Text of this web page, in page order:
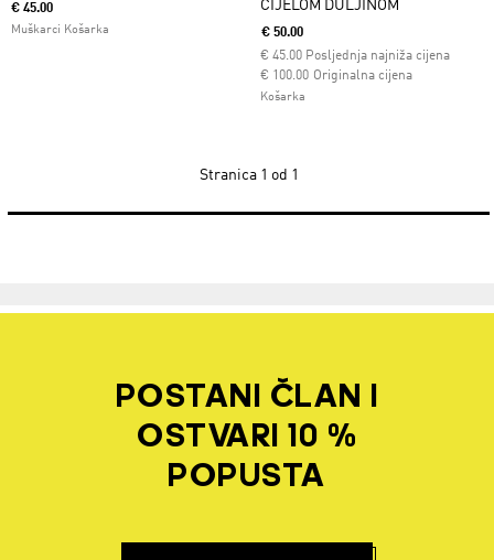
€ 45.00
Muškarci Košarka
CIJELOM DULJINOM
€ 50.00
€ 45.00 Posljednja najniža cijena
Originalna cijena
Cijena umanjena od
€ 100.00za
Košarka
Stranica 1 od 1
POSTANI ČLAN I
OSTVARI 10 %
POPUSTA